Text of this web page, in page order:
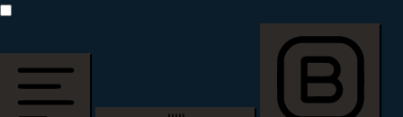
Epilepsie-sicherer Modus